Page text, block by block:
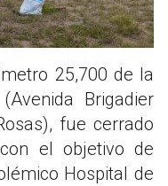
25,700 de la
Brigadier
fue cerrado
el objetivo de
Hospital de